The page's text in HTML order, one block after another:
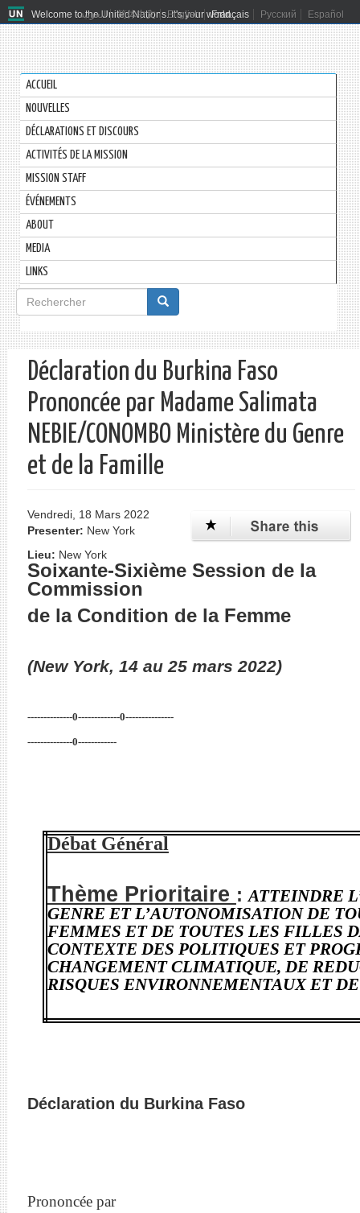
Welcome to the United Nations. It's your world.
العربية 简体中文 English Français Русский Español
ACCUEIL
NOUVELLES
DÉCLARATIONS ET DISCOURS
ACTIVITÉS DE LA MISSION
MISSION STAFF
ÉVÉNEMENTS
ABOUT
MEDIA
LINKS
Formulaire
de
recherche
Rechercher
Déclaration du Burkina Faso
Prononcée par Madame Salimata
NEBIE/CONOMBO Ministère du Genre
et de la Famille
Vendredi, 18 Mars 2022
Presenter: New York
Lieu: New York
Soixante-Sixième Session de la
Commission
de la Condition de la Femme
(New York, 14 au 25 mars 2022)
--------------0-------------0---------------
--------------0------------
Débat Général
Thème Prioritaire : ATTEINDRE
GENRE ET L’AUTONOMISATION DE
FEMMES ET DE TOUTES LES FILLES
CONTEXTE DES POLITIQUES ET
CHANGEMENT CLIMATIQUE, DE
RISQUES ENVIRONNEMENTAUX ET
Déclaration du Burkina Faso
Prononcée par